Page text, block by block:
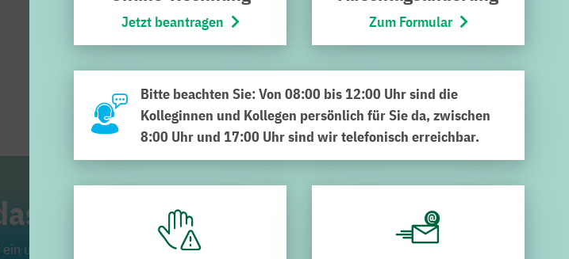
Richtige gefunden?
und klicken Sie auf die Lupe. Viel Erfolg bei der Suche.
Jetzt beantragen Zum Formular
Bitte beachten Sie: Von 08:00 bis 12:00 Uhr sind die
Kolleginnen und Kollegen persönlich für Sie da, zwischen
8:00 Uhr und 17:00 Uhr sind wir telefonisch erreichbar.